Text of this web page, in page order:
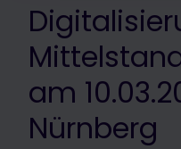
am
Nürnberg